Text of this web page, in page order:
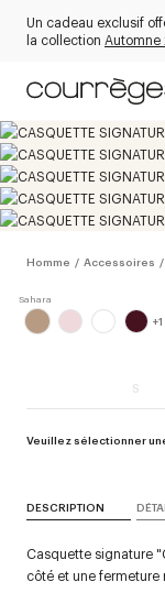
Un cadeau exclusif
la collection
Homme / Accessoires /
+1
S
Veuillez sélectionner
DESCRIPTION
Casquette signature
côté et une fermeture